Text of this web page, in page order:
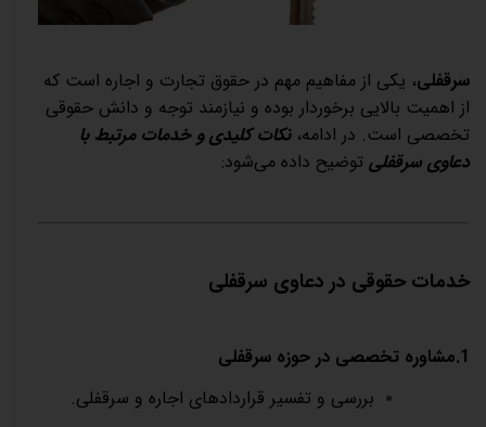
سرقفلی، یکی از مفاهیم مهم در حقوق تجارت و اجاره است که
از اهمیت بالایی برخوردار بوده و نیازمند توجه و دانش حقوقی
تخصصی است. در ادامه،نکات کلیدی و خدمات مرتبط با
دعاوی سرقفلی توضیح داده می‌شود:
خدمات حقوقی در دعاوی سرقفلی
1.مشاوره تخصصی در حوزه سرقفلی
بررسی و تفسیر قراردادهای اجاره و سرقفلی.